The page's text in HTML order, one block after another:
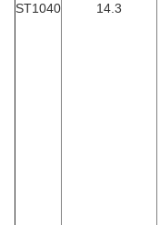
ST1040 14.3